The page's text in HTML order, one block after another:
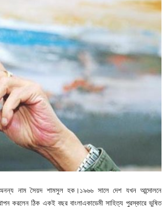
অনন্য নাম সৈয়দ শামসুল হক।১৯৬৬ সালে দেশ যখন আন্দোলনে
করলেন ঠিক একই বছর বাংলাএকাডেমী সাহিত্য পুরস্কারে ভুষিত